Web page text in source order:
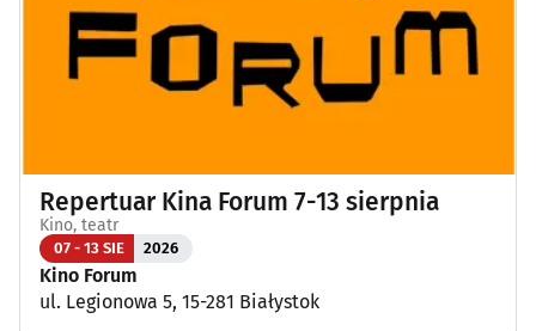
Repertuar Kina Forum 7-13 sierpnia
Kino, teatr
07 - 13 SIE 2026
Kino Forum
ul. Legionowa 5, 15-281 Białystok